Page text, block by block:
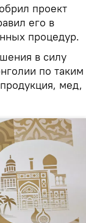
проект
его в
процедур.
в силу
по таким
мед,